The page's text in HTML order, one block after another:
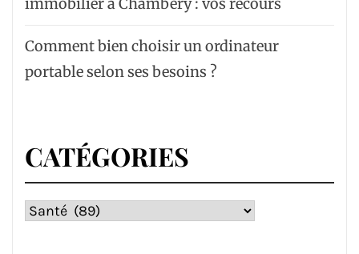
Comment bien choisir un ordinateur
portable selon ses besoins ?
CATÉGORIES
Catégories